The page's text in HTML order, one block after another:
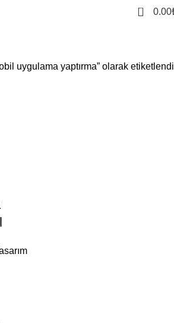
0 0.00
uygulama yaptırma” olarak etiketlendi